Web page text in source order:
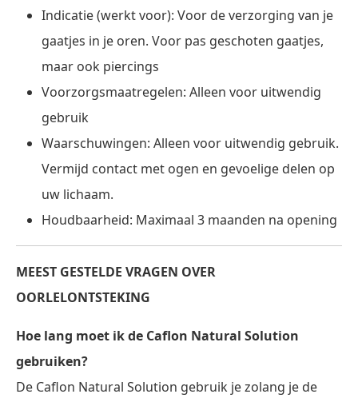
Indicatie (werkt voor): Voor de verzorging van je
gaatjes in je oren. Voor pas geschoten gaatjes,
maar ook piercings
Voorzorgsmaatregelen: Alleen voor uitwendig
gebruik
Waarschuwingen: Alleen voor uitwendig gebruik.
Vermijd contact met ogen en gevoelige delen op
uw lichaam.
Houdbaarheid: Maximaal 3 maanden na opening
MEEST GESTELDE VRAGEN OVER
OORLELONTSTEKING
Hoe lang moet ik de Caflon Natural Solution
gebruiken?
De Caflon Natural Solution gebruik je zolang je de